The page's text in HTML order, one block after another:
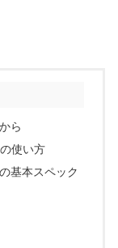
ら
使い方
基本スペック